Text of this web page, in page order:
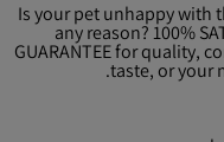
Is your pet unhappy with
any reason? 100%
GUARANTEE for quality,
taste, or your